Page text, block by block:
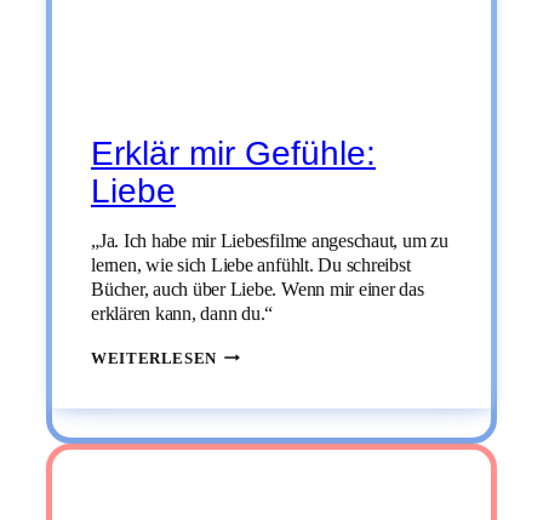
Erklär mir Gefühle:
Liebe
„Ja. Ich habe mir Liebesfilme angeschaut, um zu
lernen, wie sich Liebe anfühlt. Du schreibst
Bücher, auch über Liebe. Wenn mir einer das
erklären kann, dann du.“
WEITERLESENERKLÄR
LIEBE